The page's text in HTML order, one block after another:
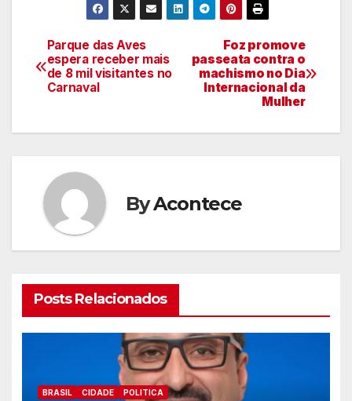
Navegação
de
Foz promove
passeata contra o
machismo no Dia
Internacional da
Mulher
Parque das Aves
espera receber mais
de 8 mil visitantes no
Carnaval
ByAcontece
Posts Relacionados
BRASIL CIDADE POLITICA